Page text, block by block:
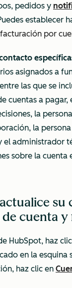
pedidos y
establecer
por
asignados a
las que se
cuentas a pagar,
la
la
el administrador
sobre la cuenta
su
cuenta
HubSpot, haz
en la esquina
haz clic en